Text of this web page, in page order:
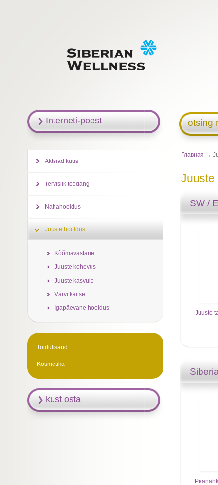
otsing
Главная →
Juuste
SW /
Juuste
Interneti-poest
Aktsiad kuus
Tervislik toodang
Nahahooldus
Juuste hooldus
Kõõmavastane
Juuste kohevus
Juuste kasvule
Värvi kaitse
Igapäevane hooldus
Toidulisand
Kosmetika
kust osta